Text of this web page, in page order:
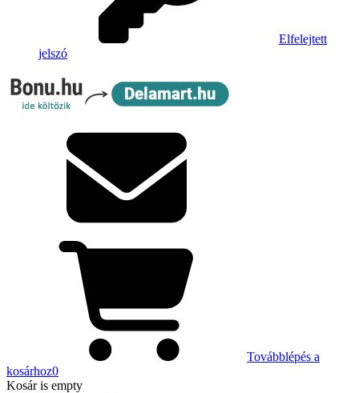
Elfelejtett
jelszó
Továbblépés a
kosárhoz0
Kosáris empty